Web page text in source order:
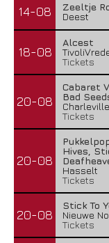
14-08
Zeeltje
Deest
18-08
Alcest
Tickets
20-08
Cabaret
Bad
Tickets
20-08
Hives,
Hasselt
Tickets
20-08
Stick To
Nieuwe
Tickets